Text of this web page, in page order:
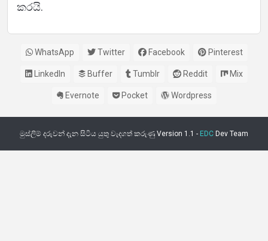
කරයි.
WhatsApp Twitter Facebook Pinterest
LinkedIn Buffer Tumblr Reddit Mix
Evernote Pocket Wordpress
මුස්ලිම් දරුවන් දැන සිටිය යුතු වැදගත් කරුණු Version 1.1 - EDC Dev Team